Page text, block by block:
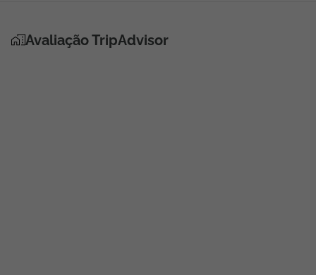
Avaliação TripAdvisor